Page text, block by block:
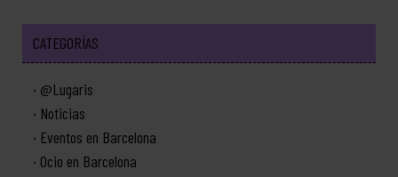
CATEGORÍAS
@Lugaris
Noticias
Eventos en Barcelona
Ocio en Barcelona